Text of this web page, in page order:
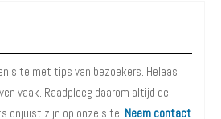
site met tips van bezoekers. Helaas
vaak. Raadpleeg daarom altijd de
onjuist zijn op onze site. Neem contact